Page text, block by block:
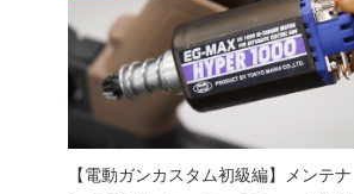
【電動ガンカスタム初級編】メンテナ